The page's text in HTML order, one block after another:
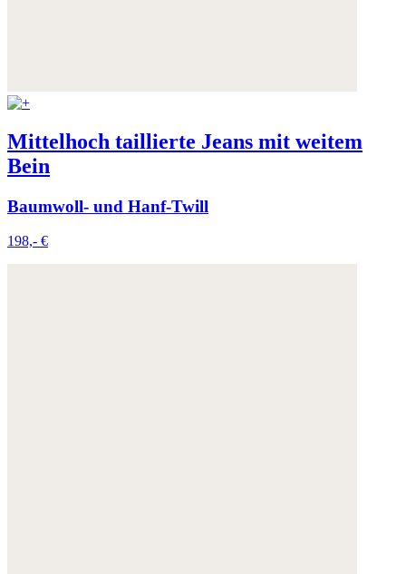
Mittelhoch taillierte Jeans mit weitem
Bein
Baumwoll- und Hanf-Twill
198,- €